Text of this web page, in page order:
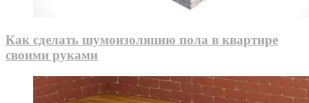
Как сделать шумоизоляцию пола в квартире
своими руками